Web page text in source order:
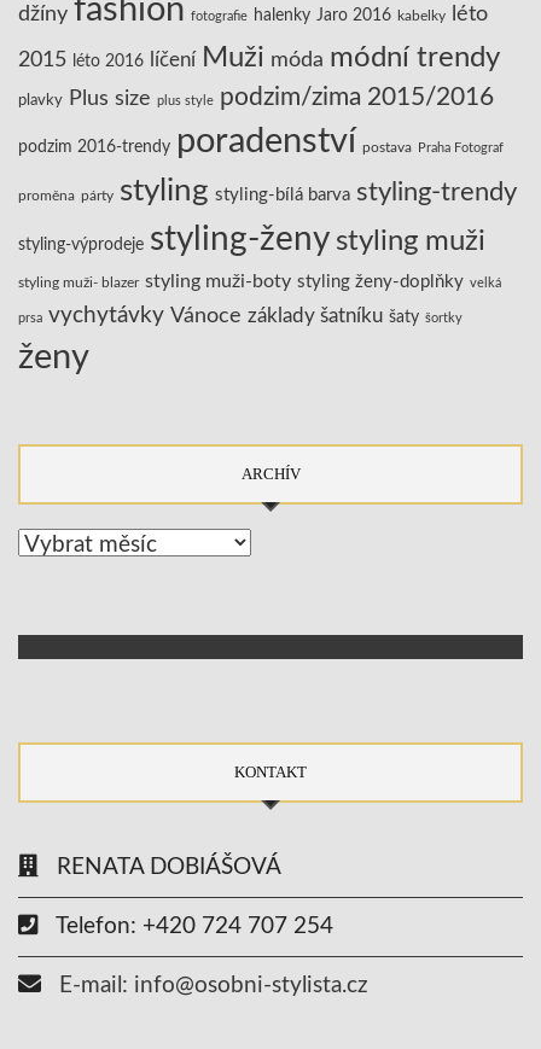
džíny fashion fotografie halenky Jaro 2016 kabelky léto
2015 léto 2016 líčení Muži móda módní trendy
plavky Plus size plus style podzim/zima 2015/2016
podzim 2016-trendy poradenství postava Praha Fotograf
proměna párty styling styling-bílá barva styling-trendy
styling-výprodeje styling-ženy styling muži
styling muži- blazer styling muži-boty styling ženy-doplňky velká
prsa vychytávky Vánoce základy šatníku šaty šortky
ženy
ARCHÍV
Archív
KONTAKT
RENATA DOBIÁŠOVÁ
Telefon: +420 724 707 254
E-mail: info@osobni-stylista.cz